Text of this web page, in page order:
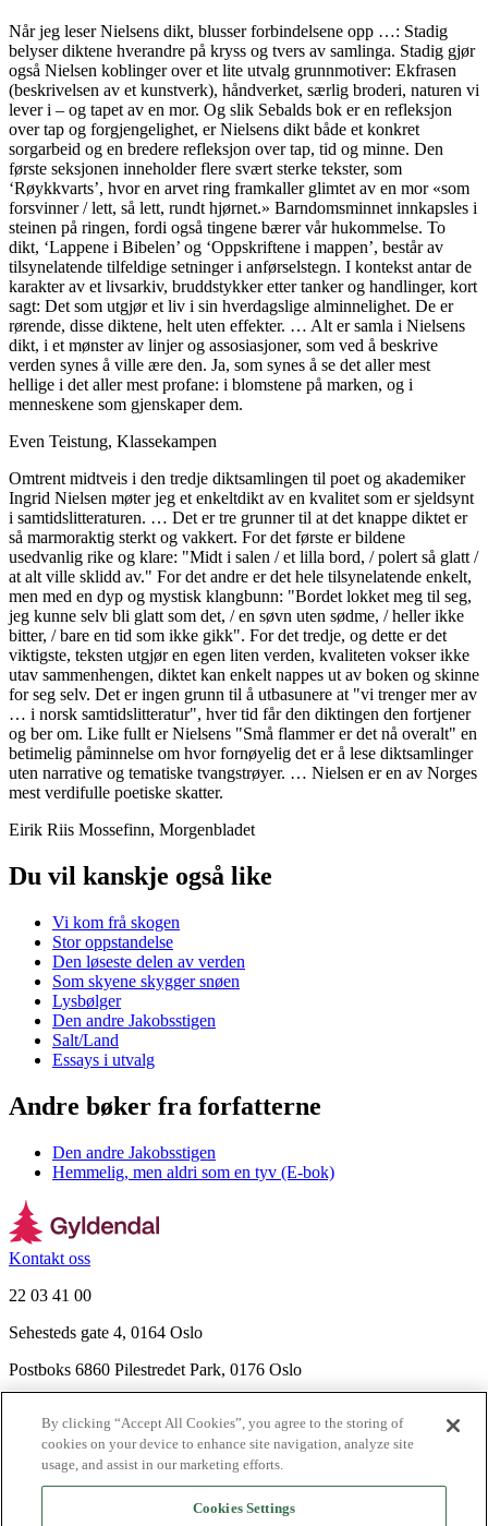
Når jeg leser Nielsens dikt, blusser forbindelsene opp …: Stadig
belyser diktene hverandre på kryss og tvers av samlinga. Stadig gjør
også Nielsen koblinger over et lite utvalg grunnmotiver: Ekfrasen
(beskrivelsen av et kunstverk), håndverket, særlig broderi, naturen vi
lever i – og tapet av en mor. Og slik Sebalds bok er en refleksjon
over tap og forgjengelighet, er Nielsens dikt både et konkret
sorgarbeid og en bredere refleksjon over tap, tid og minne. Den
første seksjonen inneholder flere svært sterke tekster, som
‘Røykkvarts’, hvor en arvet ring framkaller glimtet av en mor «som
forsvinner / lett, så lett, rundt hjørnet.» Barndomsminnet innkapsles i
steinen på ringen, fordi også tingene bærer vår hukommelse. To
dikt, ‘Lappene i Bibelen’ og ‘Oppskriftene i mappen’, består av
tilsynelatende tilfeldige setninger i anførselstegn. I kontekst antar de
karakter av et livsarkiv, bruddstykker etter tanker og handlinger, kort
sagt: Det som utgjør et liv i sin hverdagslige alminnelighet. De er
rørende, disse diktene, helt uten effekter. … Alt er samla i Nielsens
dikt, i et mønster av linjer og assosiasjoner, som ved å beskrive
verden synes å ville ære den. Ja, som synes å se det aller mest
hellige i det aller mest profane: i blomstene på marken, og i
menneskene som gjenskaper dem.
Even Teistung, Klassekampen
Omtrent midtveis i den tredje diktsamlingen til poet og akademiker
Ingrid Nielsen møter jeg et enkeltdikt av en kvalitet som er sjeldsynt
i samtidslitteraturen. … Det er tre grunner til at det knappe diktet er
så marmoraktig sterkt og vakkert. For det første er bildene
usedvanlig rike og klare: "Midt i salen / et lilla bord, / polert så glatt /
at alt ville sklidd av." For det andre er det hele tilsynelatende enkelt,
men med en dyp og mystisk klangbunn: "Bordet lokket meg til seg,
jeg kunne selv bli glatt som det, / en søvn uten sødme, / heller ikke
bitter, / bare en tid som ikke gikk". For det tredje, og dette er det
viktigste, teksten utgjør en egen liten verden, kvaliteten vokser ikke
utav sammenhengen, diktet kan enkelt nappes ut av boken og skinne
for seg selv. Det er ingen grunn til å utbasunere at "vi trenger mer av
… i norsk samtidslitteratur", hver tid får den diktingen den fortjener
og ber om. Like fullt er Nielsens "Små flammer er det nå overalt" en
betimelig påminnelse om hvor fornøyelig det er å lese diktsamlinger
uten narrative og tematiske tvangstrøyer. … Nielsen er en av Norges
mest verdifulle poetiske skatter.
Eirik Riis Mossefinn, Morgenbladet
Du vil kanskje også like
Vi kom frå skogen
Stor oppstandelse
Den løseste delen av verden
Som skyene skygger snøen
Lysbølger
Den andre Jakobsstigen
Salt/Land
Essays i utvalg
Andre bøker fra forfatterne
Den andre Jakobsstigen
Hemmelig, men aldri som en tyv (E-bok)
Kontakt oss
22 03 41 00
Sehesteds gate 4, 0164 Oslo
Postboks 6860 Pilestredet Park, 0176 Oslo
Nyhetsbrev
Ledige stillinger
Send inn manus
By clicking “Accept All Cookies”, you agree to the storing of
cookies on your device to enhance site navigation, analyze site
usage, and assist in our marketing efforts.
Cookies Settings